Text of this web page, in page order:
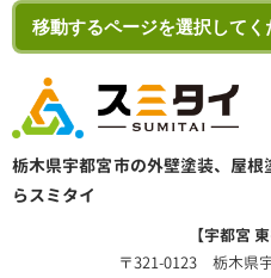
栃木県宇都宮市の外壁塗装、屋根
らスミタイ
【宇都宮
〒321-0123 栃木県